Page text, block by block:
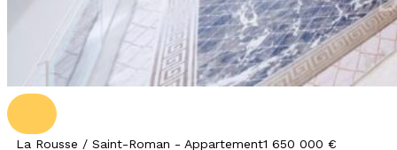
La Rousse / Saint-Roman - Appartement1 650 000 €